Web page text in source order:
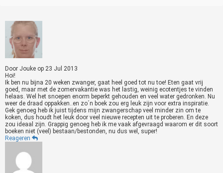
Door Jouke op 23 Jul 2013
Hoi!
Ik ben nu bijna 20 weken zwanger, gaat heel goed tot nu toe! Eten gaat vrij
goed, maar met de zomervakantie was het lastig, weinig ecotentjes te vinden
helaas. Wel het snoepen enorm beperkt gehouden en veel water gedronken. Nu
weer de draad oppakken..en zo´n boek zou erg leuk zijn voor extra inspiratie.
Gek genoeg heb ik juist tijdens mijn zwangerschap veel minder zin om te
koken, dus houdt het leuk door veel nieuwe recepten uit te proberen. En deze
zou ideaal zijn. Grappig genoeg heb ik me vaak afgevraagd waarom er dit soort
boeken niet (veel) bestaan/bestonden, nu dus wel, super!
Reageren